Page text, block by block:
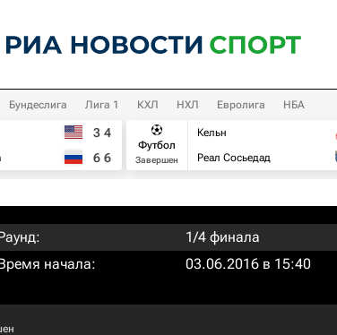
Бундеслига Лига 1 КХЛ НХЛ Евролига НБА
3 4
6 6
Футбол
Завершен
Кельн
Реал Сосьедад
1/4 финала
начала:
03.06.2016 в 15:40